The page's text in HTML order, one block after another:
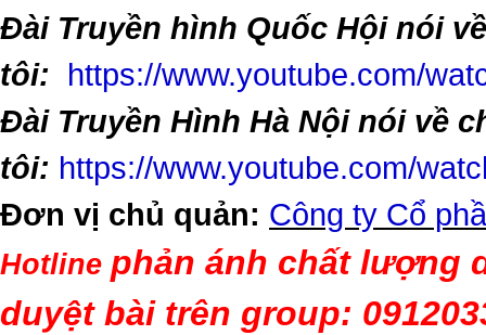
Đài Truyền hình Quốc Hội nói
tôi:
https://www.youtube.com/
Đài Truyền Hình Hà Nội nói về
tôi: https://www.youtube.com/
Đơn vị chủ quản: Công ty Cổ
Hotline phản ánh chất lượng
duyệt bài trên group: